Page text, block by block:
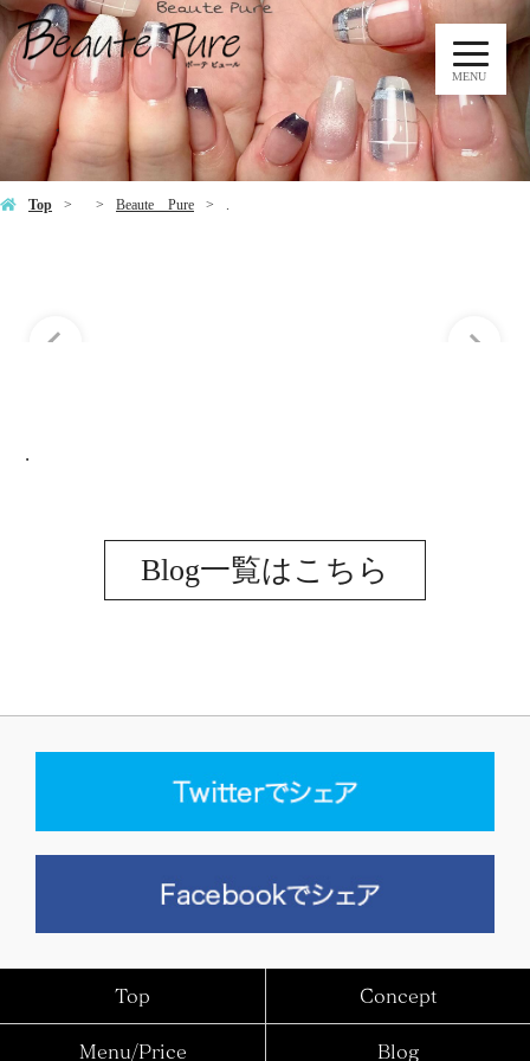
MENU
.
Top Beaute Pure .
.
Blog一覧はこちら
Top Concept
Menu/Price Blog